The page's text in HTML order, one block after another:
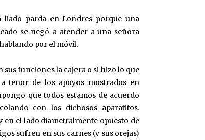
liado parda en Londres porque una
se negó a atender a una señora
por el móvil.
sus funciones la cajera o si hizo lo que
tenor de los apoyos mostrados en
que todos estamos de acuerdo
con los dichosos aparatitos.
en el lado diametralmente opuesto de
sufren en sus carnes (y sus orejas)